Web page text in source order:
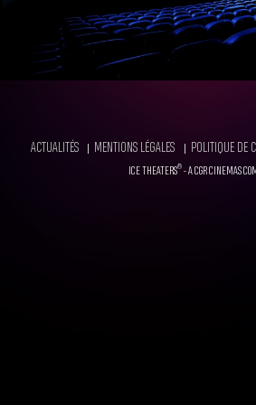
FOOTER
ACTUALITÉS MENTIONS LÉGALES POLITIQUE DE
ICE THEATERS
®
- A CGR CINEMAS